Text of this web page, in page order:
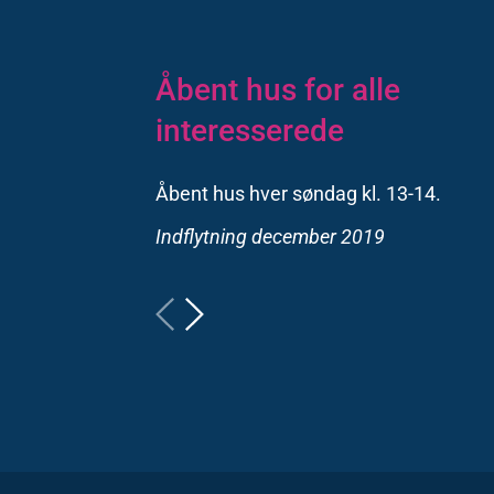
Åbent hus for alle
interesserede
Åbent hus hver søndag kl. 13-14.
Indflytning december 2019
Skønne nyopførte 2, 3 og
værelses lejeboliger
Bo i centrum med natur og skov.
Indflytning december 2019
Bo i det mangfoldige og
indbydende
Find jeres drømmebolig på Rugårdsvej.
Indflytning december 2019